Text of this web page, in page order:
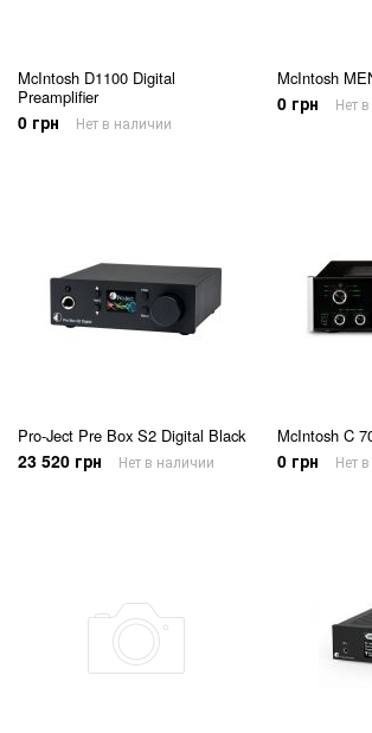
McIntosh D1100 Digital
Preamplifier
0 грн Нет в наличии
McIntosh
0 грн Нет
Pro-Ject Pre Box S2 Digital Black
23 520 грн Нет в наличии
McIntosh C
0 грн Нет